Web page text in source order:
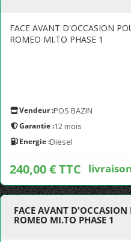
FACE AVANT D'OCCASION
ROMEO MI.TO PHASE 1
Vendeur :POS BAZIN
Garantie :12 mois
Energie :Diesel
240,00 € TTC
FACE AVANT D'OCCASION
ROMEO MI.TO PHASE 1